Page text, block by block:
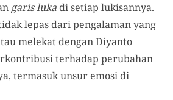
garis luka di setiap lukisannya.
lepas dari pengalaman yang
melekat dengan Diyanto
terhadap perubahan
termasuk unsur emosi di